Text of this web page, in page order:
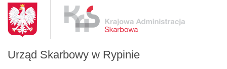
Urząd Skarbowy w Rypinie